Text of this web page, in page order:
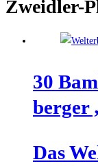
Zweidler-
30
ber­ger
Das